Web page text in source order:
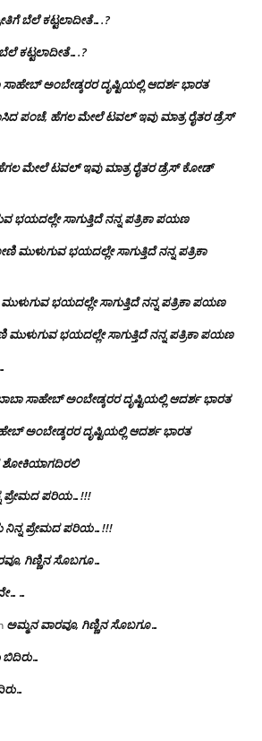
ಬೆಲೆ ಕಟ್ಟಲಾದೀತೆ….?
ಕಟ್ಟಲಾದೀತೆ….?
ಸಾಹೇಬ್ ಅಂಬೇಡ್ಕರರ ದೃಷ್ಟಿಯಲ್ಲಿ ಆದರ್ಶ ಭಾರತ
ಪಂಚೆ, ಹೆಗಲ ಮೇಲೆ ಟವಲ್‌ ಇವು ಮಾತ್ರ ರೈತರ ಡ್ರೆಸ್‌
ಮೇಲೆ ಟವಲ್‌ ಇವು ಮಾತ್ರ ರೈತರ ಡ್ರೆಸ್‌ ಕೋಡ್
ಭಯದಲ್ಲೇ ಸಾಗುತ್ತಿದೆ ನನ್ನ ಪತ್ರಿಕಾ ಪಯಣ
ಮುಳುಗುವ ಭಯದಲ್ಲೇ ಸಾಗುತ್ತಿದೆ ನನ್ನ ಪತ್ರಿಕಾ
ಭಯದಲ್ಲೇ ಸಾಗುತ್ತಿದೆ ನನ್ನ ಪತ್ರಿಕಾ ಪಯಣ
ಭಯದಲ್ಲೇ ಸಾಗುತ್ತಿದೆ ನನ್ನ ಪತ್ರಿಕಾ ಪಯಣ
ಸಾಹೇಬ್ ಅಂಬೇಡ್ಕರರ ದೃಷ್ಟಿಯಲ್ಲಿ ಆದರ್ಶ ಭಾರತ
ಅಂಬೇಡ್ಕರರ ದೃಷ್ಟಿಯಲ್ಲಿ ಆದರ್ಶ ಭಾರತ
ಶೋಕಿಯಾಗದಿರಲಿ
ಪ್ರೇಮದ ಪರಿಯ…!!!
ಪ್ರೇಮದ ಪರಿಯ…!!!
ಗಿಣ್ಣಿನ ಸೊಬಗೂ…
ಅಮ್ಮನ ವಾರವೂ, ಗಿಣ್ಣಿನ ಸೊಬಗೂ…
ಬಿದಿರು…